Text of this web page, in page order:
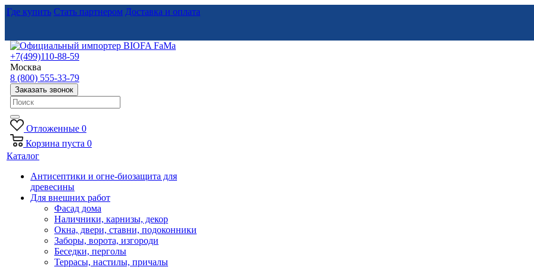
Где купить Стать партнером Доставка и оплата
+7(499)110-88-59
Москва
8 (800) 555-33-79
Заказать звонок
Отложенные 0
Корзина пуста 0
Каталог
Антисептики и огне-биозащита для
древесины
Для внешних работ
Фасад дома
Наличники, карнизы, декор
Окна, двери, ставни, подоконники
Заборы, ворота, изгороди
Беседки, перголы
Террасы, настилы, причалы